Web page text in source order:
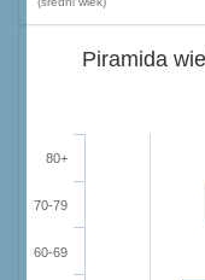
Piramida
60-69
70-79
80+